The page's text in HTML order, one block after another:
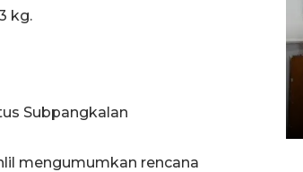
kg.
Subpangkalan
mengumumkan rencana
August 2026 21:48 WIB